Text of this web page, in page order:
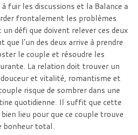
fuir les discussions et la Balance a
frontalement les problèmes
défi que doivent relever ces deux
l’un des deux arrive à prendre
le couple et résoudre les
La relation doit trouver un
et vitalité, romantisme et
risque de sombrer dans une
quotidienne. Il suffit que cette
lieu pour que ce couple trouve
bonheur total.